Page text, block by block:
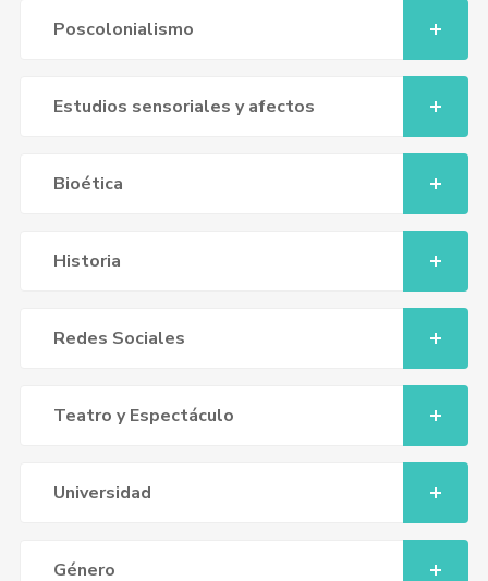
Poscolonialismo
Estudios sensoriales y afectos
Bioética
Historia
Redes Sociales
Teatro y Espectáculo
Universidad
Género